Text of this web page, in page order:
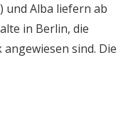
und Alba liefern ab
in Berlin, die
sind. Die